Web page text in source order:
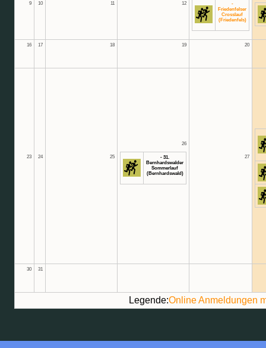
9 10 11 12
-
Friedenfelser
Crosslauf
(Friedenfels)
16 17 18 19 20
23 24 25
26
- 31.
Bernhardswalder
Sommerlauf
(Bernhardswald)
27
30 31
Legende:Online Anmeldungen